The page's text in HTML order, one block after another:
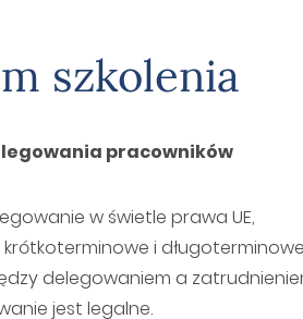
szkolenia
pracowników
w świetle prawa UE,
i
delegowaniem a
jest legalne.